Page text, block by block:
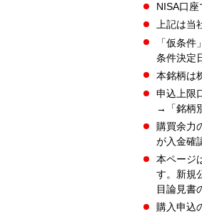
NISA口座
上記は当
「仮条
条件決定
本銘柄は
申込上限
→「銘柄
購買余力
が入金確
本ページ
す。新規
目論見書
購入申込